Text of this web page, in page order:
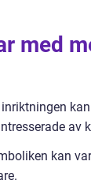
med
av
kan